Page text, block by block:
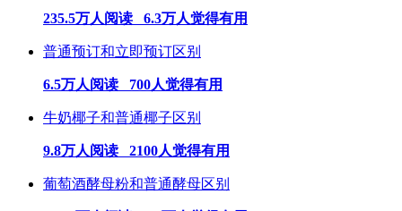
235.5万人阅读 6.3万人觉得有用
普通预订和立即预订区别
6.5万人阅读 700人觉得有用
牛奶椰子和普通椰子区别
9.8万人阅读 2100人觉得有用
葡萄酒酵母粉和普通酵母区别